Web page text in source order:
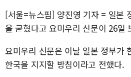
[서울=뉴스핌] 양진영 기자 = 일본
을 굳혔다고 요미우리 신문이 26일
요미우리 신문은 이날 일본 정부가
한국을 지지할 방침이라고 전했다.